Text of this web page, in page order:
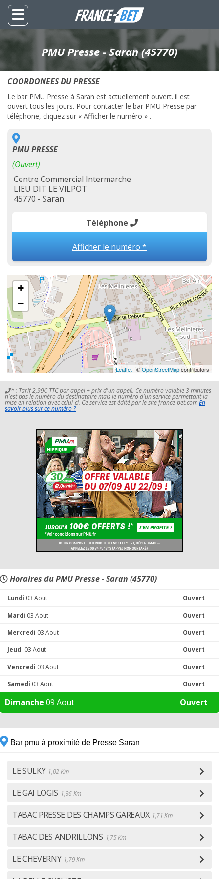
PMU Presse - Saran (45770)
COORDONEES DU PRESSE
Le bar PMU Presse à Saran est actuellement ouvert. il est
ouvert tous les jours. Pour contacter le bar PMU Presse par
téléphone, cliquez sur « Afficher le numéro » .
PMU PRESSE
(Ouvert)
Centre Commercial Intermarche
LIEU DIT LE VILPOT
45770 - Saran
Téléphone
Afficher le numéro *
+
−
Leaflet | ©OpenStreetMapcontributors
* : Tarif 2,99€ TTC par appel + prix d'un appel). Ce numéro valable 3 minutes
n'est pas le numéro du destinataire mais le numéro d'un service permettant la
mise en relation avec celui-ci. Ce service est édité par le site france-bet.comEn
savoir plus sur ce numéro ?
Horaires du PMU Presse - Saran (45770)
Lundi 03 Aout Ouvert
Mardi 03 Aout Ouvert
Mercredi 03 Aout Ouvert
Jeudi 03 Aout Ouvert
Vendredi 03 Aout Ouvert
Samedi 03 Aout Ouvert
Dimanche 09 Aout Ouvert
Bar pmu à proximité de Presse Saran
LE SULKY 1,02 Km
LE GAI LOGIS 1,36 Km
TABAC PRESSE DES CHAMPS GAREAUX 1,71 Km
TABAC DES ANDRILLONS 1,75 Km
LE CHEVERNY 1,79 Km